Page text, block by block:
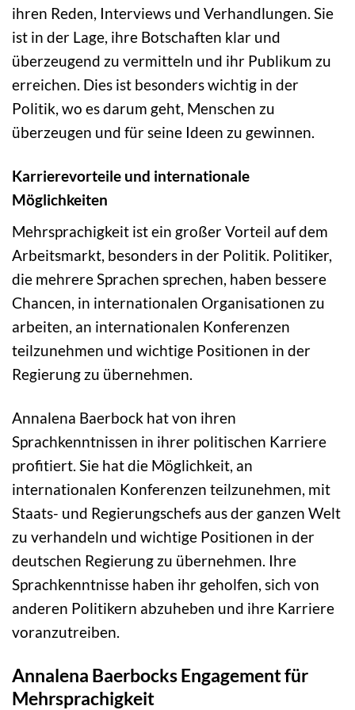
ihren Reden, Interviews und Verhandlungen. Sie
ist in der Lage, ihre Botschaften klar und
überzeugend zu vermitteln und ihr Publikum zu
erreichen. Dies ist besonders wichtig in der
Politik, wo es darum geht, Menschen zu
überzeugen und für seine Ideen zu gewinnen.
Karrierevorteile und internationale
Möglichkeiten
Mehrsprachigkeit ist ein großer Vorteil auf dem
Arbeitsmarkt, besonders in der Politik. Politiker,
die mehrere Sprachen sprechen, haben bessere
Chancen, in internationalen Organisationen zu
arbeiten, an internationalen Konferenzen
teilzunehmen und wichtige Positionen in der
Regierung zu übernehmen.
Annalena Baerbock hat von ihren
Sprachkenntnissen in ihrer politischen Karriere
profitiert. Sie hat die Möglichkeit, an
internationalen Konferenzen teilzunehmen, mit
Staats- und Regierungschefs aus der ganzen Welt
zu verhandeln und wichtige Positionen in der
deutschen Regierung zu übernehmen. Ihre
Sprachkenntnisse haben ihr geholfen, sich von
anderen Politikern abzuheben und ihre Karriere
voranzutreiben.
Annalena Baerbocks Engagement für
Mehrsprachigkeit